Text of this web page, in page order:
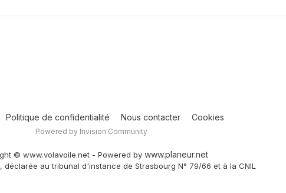
Politique de confidentialité Nous contacter Cookies
Powered by Invision Community
© www.volavoile.net - Powered by www.planeur.net
déclarée au tribunal d'instance de Strasbourg N° 79/66 et à la CNIL